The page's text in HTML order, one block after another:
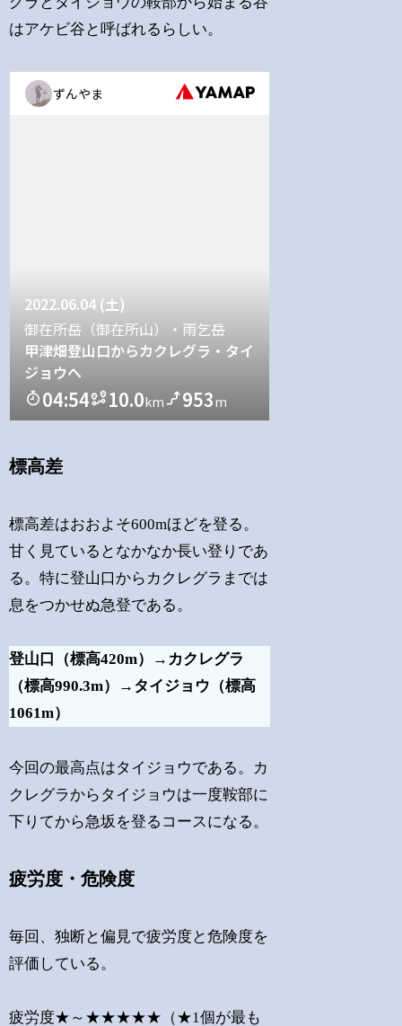
はアケビ谷と呼ばれるらしい。
標高差
標高差はおおよそ600mほどを登る。
甘く見ているとなかなか長い登りであ
る。特に登山口からカクレグラまでは
息をつかせぬ急登である。
登山口（標高420m）→カクレグラ
（標高990.3m）→タイジョウ（標高
1061m）
今回の最高点はタイジョウである。カ
クレグラからタイジョウは一度鞍部に
下りてから急坂を登るコースになる。
疲労度・危険度
毎回、独断と偏見で疲労度と危険度を
評価している。
疲労度★～★★★★★（★1個が最も